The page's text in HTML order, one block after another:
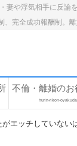
や浮気相手に反
完全成功報酬制。
不倫・離婚のお
hurin-rikon-
エッチしていない